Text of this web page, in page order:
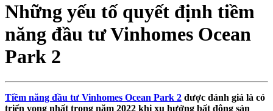
Những yếu tố quyết định tiềm
năng đầu tư Vinhomes Ocean
Park 2
Tiềm năng đầu tư Vinhomes Ocean Park 2 được đánh giá là có
triển vọng nhất trong năm 2022 khi xu hướng bất động sản